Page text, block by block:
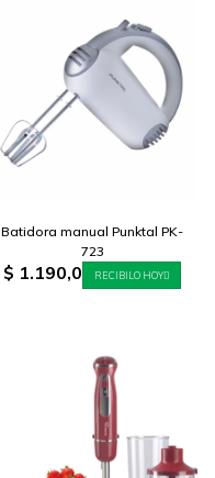
Batidora manual Punktal PK-
723
$ 1.190,0 RECIBILO HOY